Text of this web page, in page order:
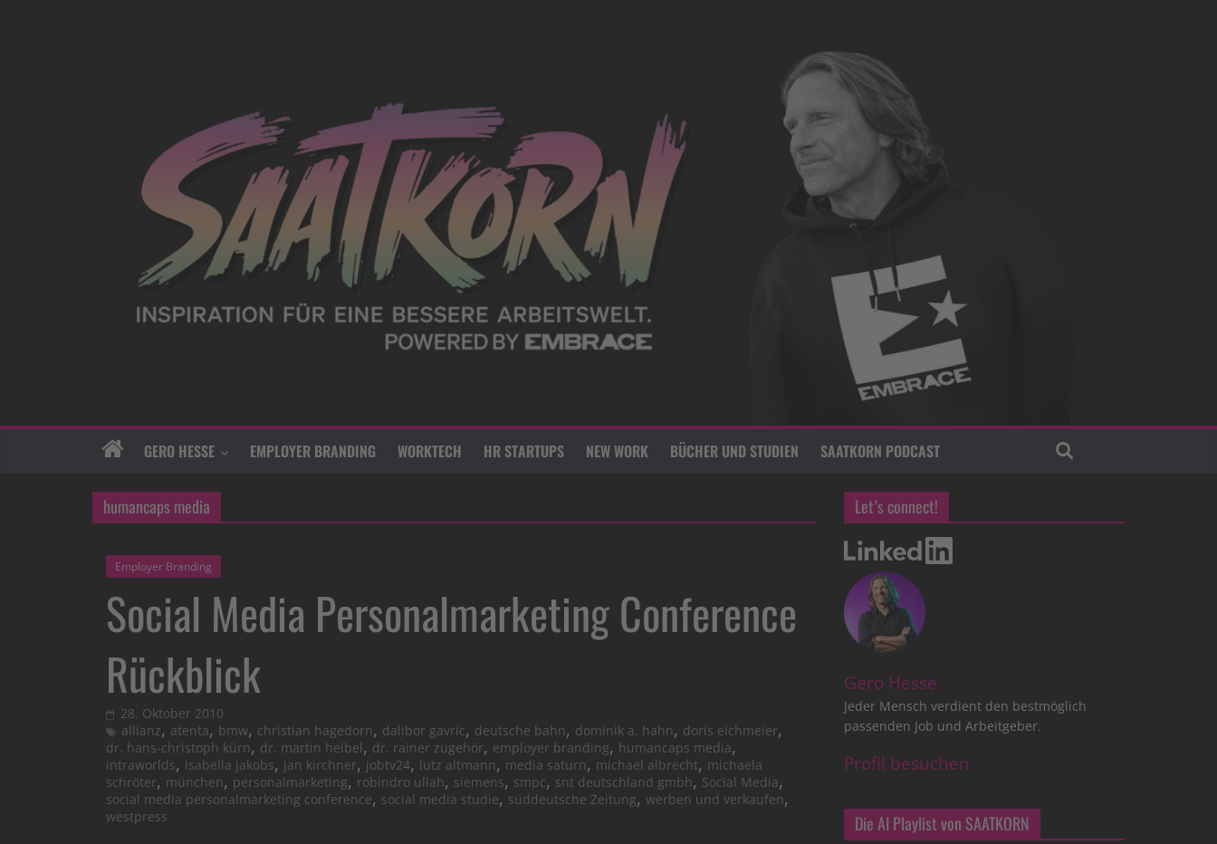
GERO HESSE EMPLOYER BRANDING WORKTECH HR STARTUPS NEW WORK BÜCHER UND STUDIEN SAATKORN PODCAST
humancaps media
Employer Branding
Social Media Personalmarketing Conference
Rückblick
28. Oktober 2010
allianz, atenta, bmw, christian hagedorn, dalibor gavric, deutsche bahn, dominik a. hahn, doris eichmeier,
dr. hans-christoph kürn, dr. martin heibel, dr. rainer zugehör, employer branding, humancaps media,
intraworlds, isabella jakobs, jan kirchner, jobtv24, lutz altmann, media saturn, michael albrecht, michaela
schröter, münchen, personalmarketing, robindro ullah, siemens, smpc, snt deutschland gmbh, Social Media,
social media personalmarketing conference, social media studie, süddeutsche Zeitung, werben und verkaufen,
westpress
Let’s connect!
Gero Hesse
Jeder Mensch verdient den bestmöglich
passenden Job und Arbeitgeber.
Profil besuchen
Die AI Playlist von SAATKORN